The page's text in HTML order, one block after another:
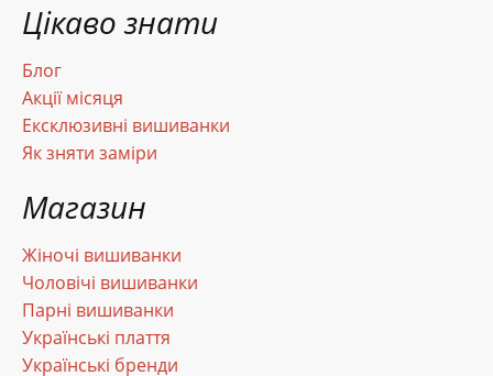
Цікаво знати
Блог
Акції місяця
Ексклюзивні вишиванки
Як зняти заміри
Магазин
Жіночі вишиванки
Чоловічі вишиванки
Парні вишиванки
Українські плаття
Українські бренди